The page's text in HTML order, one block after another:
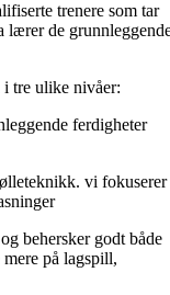
trenere som tar
lærer de
tre ulike nivåer:
ferdigheter
vi fokuserer
behersker godt både
på lagspill,